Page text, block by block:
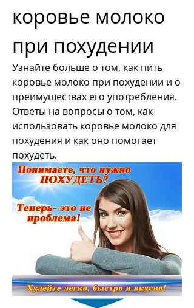
коровье молоко
при похудении
Узнайте больше о том, как пить
коровье молоко при похудении и о
преимуществах его употребления.
Ответы на вопросы о том, как
использовать коровье молоко для
похудения и как оно помогает
похудеть.